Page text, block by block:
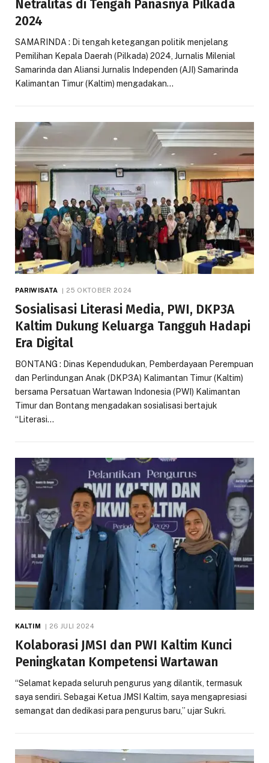
Netralitas di Tengah Panasnya Pilkada
2024
SAMARINDA : Di tengah ketegangan politik menjelang
Pemilihan Kepala Daerah (Pilkada) 2024, Jurnalis Milenial
Samarinda dan Aliansi Jurnalis Independen (AJI) Samarinda
Kalimantan Timur (Kaltim) mengadakan…
PARIWISATA 25 OKTOBER 2024
Sosialisasi Literasi Media, PWI, DKP3A
Kaltim Dukung Keluarga Tangguh Hadapi
Era Digital
BONTANG : Dinas Kependudukan, Pemberdayaan Perempuan
dan Perlindungan Anak (DKP3A) Kalimantan Timur (Kaltim)
bersama Persatuan Wartawan Indonesia (PWI) Kalimantan
Timur dan Bontang mengadakan sosialisasi bertajuk
“Literasi…
KALTIM 26 JULI 2024
Kolaborasi JMSI dan PWI Kaltim Kunci
Peningkatan Kompetensi Wartawan
“Selamat kepada seluruh pengurus yang dilantik, termasuk
saya sendiri. Sebagai Ketua JMSI Kaltim, saya mengapresiasi
semangat dan dedikasi para pengurus baru,” ujar Sukri.